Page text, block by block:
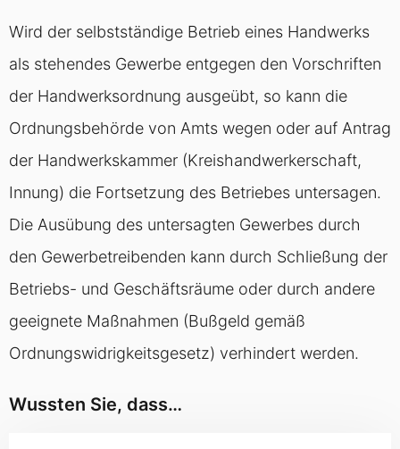
Wird der selbstständige Betrieb eines Handwerks
als stehendes Gewerbe entgegen den Vorschriften
der Handwerksordnung ausgeübt, so kann die
Ordnungsbehörde von Amts wegen oder auf Antrag
der Handwerkskammer (Kreishandwerkerschaft,
Innung) die Fortsetzung des Betriebes untersagen.
Die Ausübung des untersagten Gewerbes durch
den Gewerbetreibenden kann durch Schließung der
Betriebs- und Geschäftsräume oder durch andere
geeignete Maßnahmen (Bußgeld gemäß
Ordnungswidrigkeitsgesetz) verhindert werden.
Wussten Sie, dass…